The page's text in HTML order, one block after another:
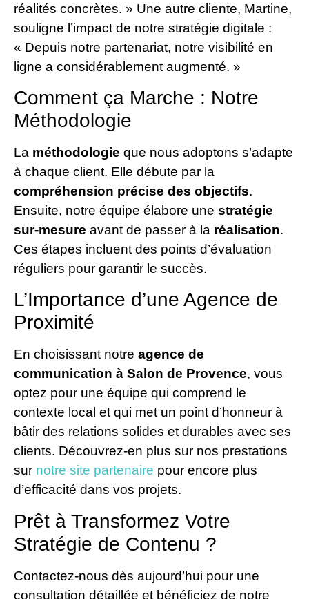
réalités concrètes. » Une autre cliente, Martine,
souligne l’impact de notre stratégie digitale :
« Depuis notre partenariat, notre visibilité en
ligne a considérablement augmenté. »
Comment ça Marche : Notre
Méthodologie
La méthodologie que nous adoptons s’adapte
à chaque client. Elle débute par la
compréhension précise des objectifs.
Ensuite, notre équipe élabore une stratégie
sur-mesure avant de passer à la réalisation.
Ces étapes incluent des points d’évaluation
réguliers pour garantir le succès.
L’Importance d’une Agence de
Proximité
En choisissant notre agence de
communication à Salon de Provence, vous
optez pour une équipe qui comprend le
contexte local et qui met un point d’honneur à
bâtir des relations solides et durables avec ses
clients. Découvrez-en plus sur nos prestations
sur notre site partenaire pour encore plus
d’efficacité dans vos projets.
Prêt à Transformez Votre
Stratégie de Contenu ?
Contactez-nous dès aujourd’hui pour une
consultation détaillée et bénéficiez de notre